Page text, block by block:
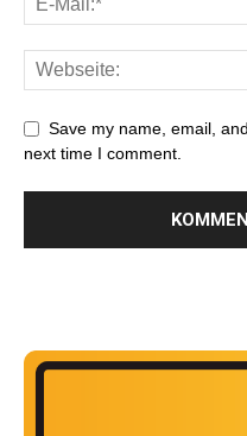
Save my name, email,
next time I comment.